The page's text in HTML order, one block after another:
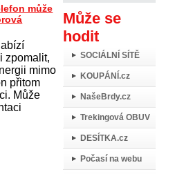
Může se
hodit
SOCIÁLNÍ SÍTĚ
KOUPÁNÍ.cz
NašeBrdy.cz
Trekingová OBUV
DESÍTKA.cz
Počasí na webu
může
zpomalit,
mimo
přitom
Může